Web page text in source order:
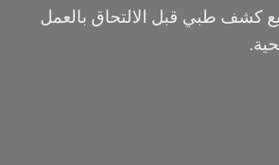
كشف طبي قبل الالتحاق بالعمل